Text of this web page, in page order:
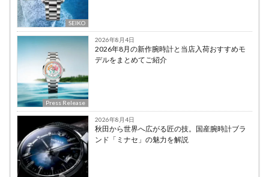
SEIKO
Press Release
2026年8月4日
2026年8月の新作腕時計と当店入荷おすすめモ
デルをまとめてご紹介
2026年8月4日
秋田から世界へ広がる匠の技。国産腕時計ブラ
ンド「ミナセ」の魅力を解説